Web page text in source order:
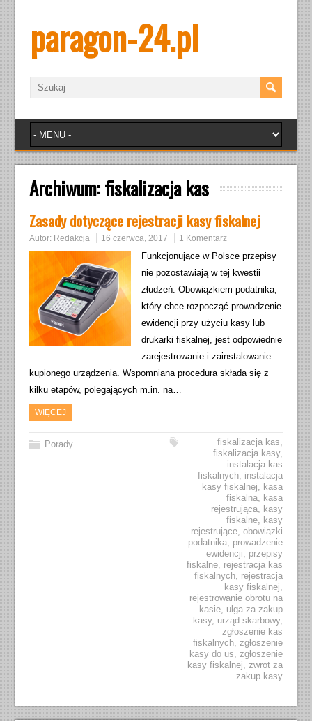
paragon-24.pl
Archiwum:fiskalizacja kas
Zasady dotyczące rejestracji kasy fiskalnej
Autor: Redakcja 16 czerwca, 2017 1 Komentarz
Funkcjonujące w Polsce przepisy
nie pozostawiają w tej kwestii
złudzeń. Obowiązkiem podatnika,
który chce rozpocząć prowadzenie
ewidencji przy użyciu kasy lub
drukarki fiskalnej, jest odpowiednie
zarejestrowanie i zainstalowanie
kupionego urządzenia. Wspomniana procedura składa się z
kilku etapów, polegających m.in. na…
WIĘCEJ
Porady fiskalizacja kas,
fiskalizacja kasy,
instalacja kas
fiskalnych, instalacja
kasy fiskalnej, kasa
fiskalna, kasa
rejestrująca, kasy
fiskalne, kasy
rejestrujące, obowiązki
podatnika, prowadzenie
ewidencji, przepisy
fiskalne, rejestracja kas
fiskalnych, rejestracja
kasy fiskalnej,
rejestrowanie obrotu na
kasie, ulga za zakup
kasy, urząd skarbowy,
zgłoszenie kas
fiskalnych, zgłoszenie
kasy do us, zgłoszenie
kasy fiskalnej, zwrot za
zakup kasy